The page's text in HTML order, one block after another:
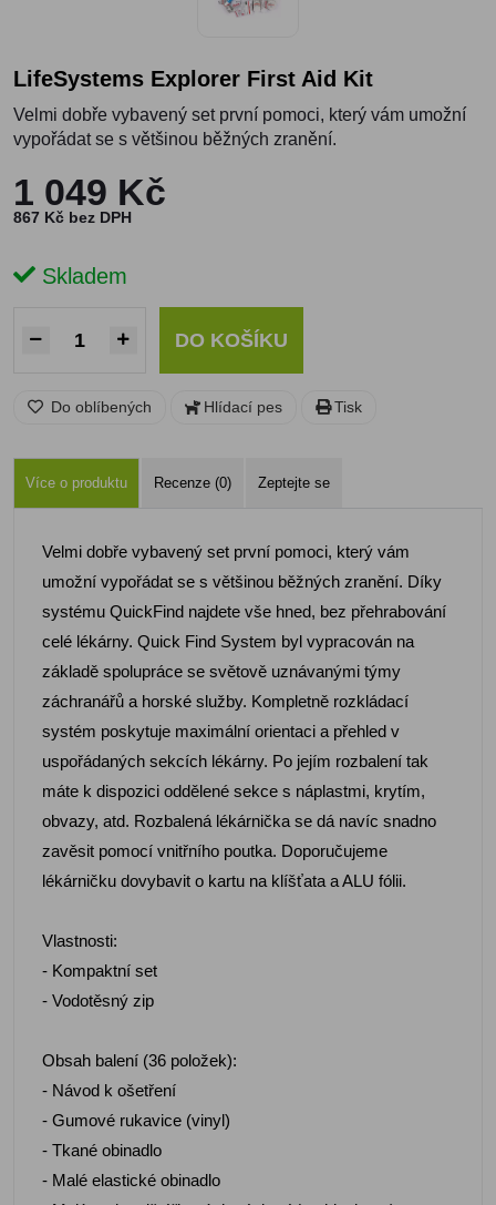
LifeSystems Explorer First Aid Kit
Velmi dobře vybavený set první pomoci, který vám umožní
vypořádat se s většinou běžných zranění.
1 049 Kč
867 Kč bez DPH
Skladem
DO KOŠÍKU
Do oblíbených Hlídací pes Tisk
Více o produktu Recenze (0) Zeptejte se
Velmi dobře vybavený set první pomoci, který vám
umožní vypořádat se s většinou běžných zranění. Díky
systému QuickFind najdete vše hned, bez přehrabování
celé lékárny. Quick Find System byl vypracován na
základě spolupráce se světově uznávanými týmy
záchranářů a horské služby. Kompletně rozkládací
systém poskytuje maximální orientaci a přehled v
uspořádaných sekcích lékárny. Po jejím rozbalení tak
máte k dispozici oddělené sekce s náplastmi, krytím,
obvazy, atd. Rozbalená lékárnička se dá navíc snadno
zavěsit pomocí vnitřního poutka. Doporučujeme
lékárničku dovybavit o kartu na klíšťata a ALU fólii.
Vlastnosti:
- Kompaktní set
- Vodotěsný zip
Obsah balení (36 položek):
- Návod k ošetření
- Gumové rukavice (vinyl)
- Tkané obinadlo
- Malé elastické obinadlo